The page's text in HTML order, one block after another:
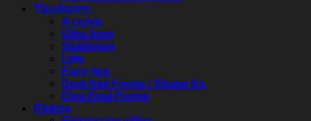
Tips/forms
A curve
Ultra form
Sjablonen
Lijm
Easy tips
Dual Nail Forms / Shape It’s
Diva Dual Forms
Elektra